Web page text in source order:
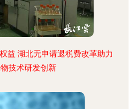
益 湖北无申请退税费改革助力
技术研发创新